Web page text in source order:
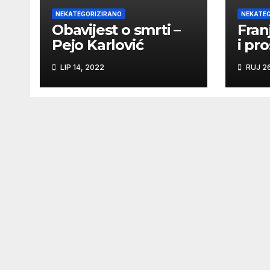
NEKATEGORIZIRANO
Obavijest o smrti –
Pejo Karlović
LIP 14, 2022
i
RUJ